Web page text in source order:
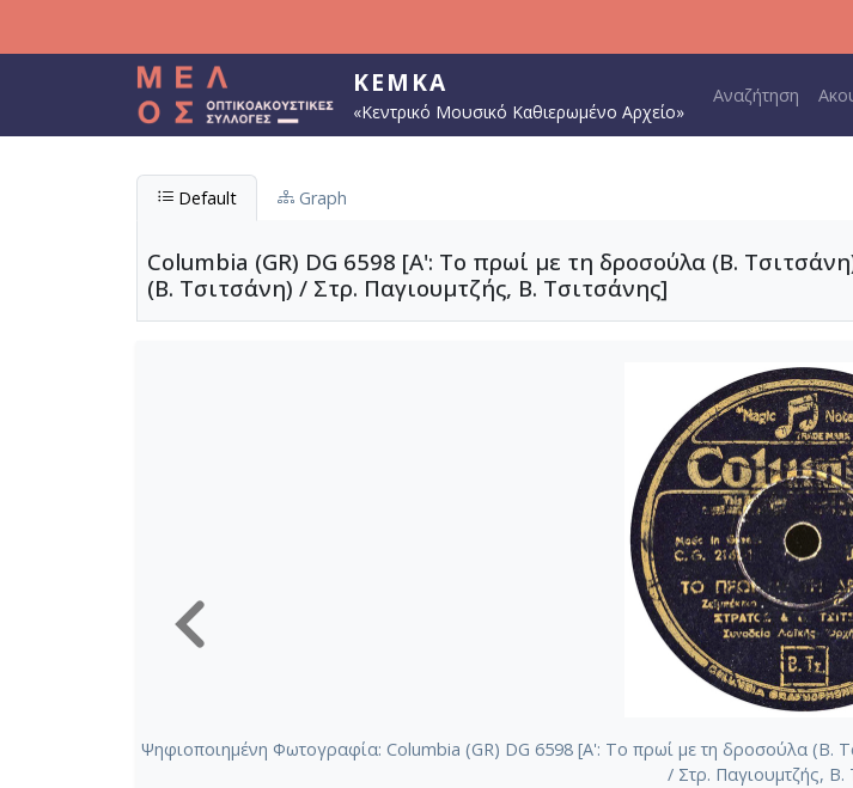
ΚΕΜΚΑ
«Κεντρικό Μουσικό Καθιερωμένο Αρχείο»
Main navigation
Αναζήτηση
Default Graph
Columbia (GR) DG 6598 [A': Το πρωί με τη δροσούλα (Β.
(Β. Τσιτσάνη) / Στρ. Παγιουμτζής, Β. Τσιτσάνης]
Ψηφιοποιημένη Φωτογραφία: Columbia (GR) DG 6598 [A': Το πρωί με τη δροσούλα (Β.
/ Στρ. Παγιουμτζής, Β.